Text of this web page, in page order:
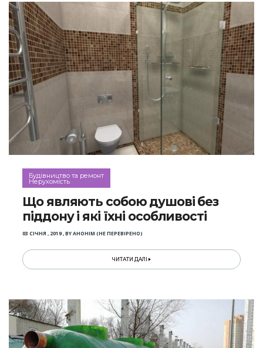
Будівництво та ремонт
Нерухомість
Що являють собою душові без
піддону і які їхні особливості
03 СІЧНЯ , 2019,BYАНОНІМ (НЕ ПЕРЕВІРЕНО)
ЧИТАТИ ДАЛІ